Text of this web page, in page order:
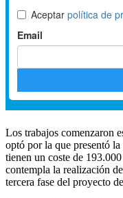
Los trabajos comenzaron
optó por la que presentó
tienen un coste de
contempla la realización
tercera fase del proyecto